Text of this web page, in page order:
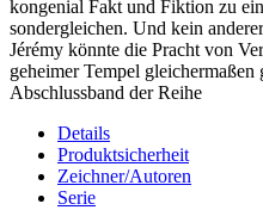
kongenial Fakt und Fiktion zu
sondergleichen. Und kein
Jérémy könnte die Pracht von
geheimer Tempel gleichermaßen
Abschlussband der Reihe
Details
Produktsicherheit
Zeichner/Autoren
Serie